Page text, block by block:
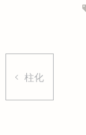
柱化